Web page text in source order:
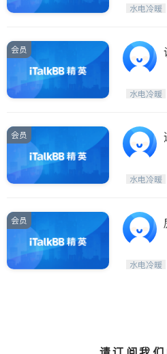
水电冷暖
会员
水电冷暖
会员
水电冷暖
会员
水电冷暖